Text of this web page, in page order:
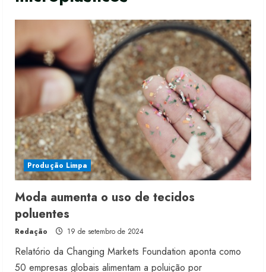
Produção Limpa
Moda aumenta o uso de tecidos
poluentes
Redação 19 de setembro de 2024
Relatório da Changing Markets Foundation aponta como
50 empresas globais alimentam a poluição por